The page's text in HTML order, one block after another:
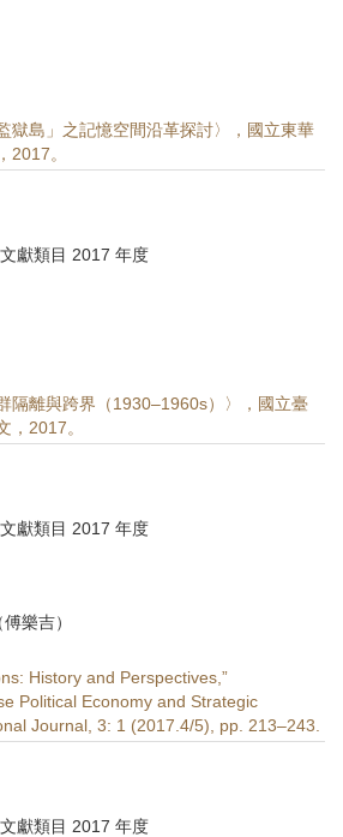
獄島」之記憶空間沿革探討〉，國立東華
2017。
獻類目 2017 年度
隔離與跨界（1930–1960s）〉，國立臺
，2017。
獻類目 2017 年度
樂吉）
History and Perspectives,”
Political Economy and Strategic
Journal, 3: 1 (2017.4/5), pp. 213–243.
獻類目 2017 年度